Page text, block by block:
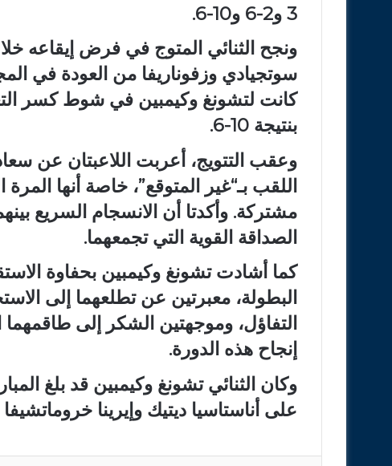
3 و2-6 و10-6.
ونجح الثنائي المتوج في فرض إيقاعه
سوتجيادي وزفوناريفا من العودة في
كانت لتشونغ وكيمبين في شوط كسر
بنتيجة 10-6.
وعقب التتويج، أعربت اللاعبتان عن
اللقب بـ“غير المتوقع”، خاصة أنها
مشتركة. وأكدتا أن الانسجام السريع
الصداقة القوية التي تجمعهما.
كما أشادت تشونغ وكيمبين بحفاوة
البطولة، معبرتين عن تطلعهما إلى
التفاؤل، وموجهتين الشكر إلى
إنجاح هذه الدورة.
وكان الثنائي تشونغ وكيمبين قد بلغ
على أناستاسيا ديتيك وإيرينا خروماتشيفا